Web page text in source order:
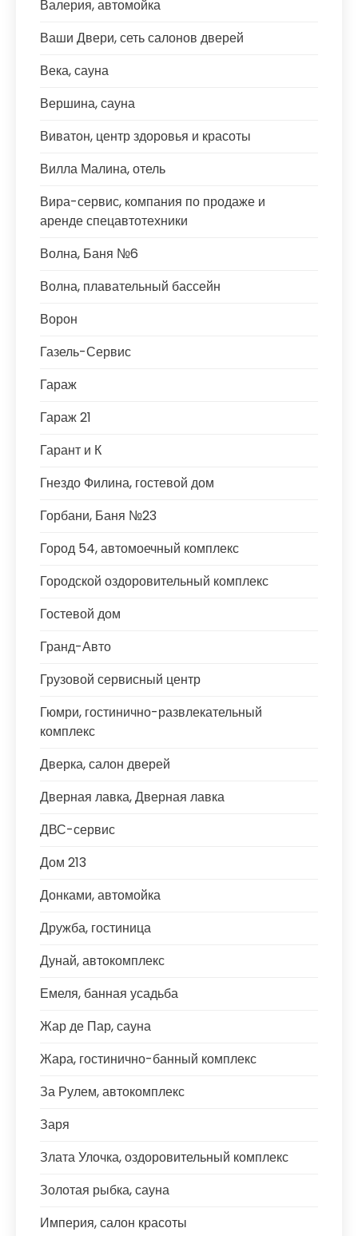
Валерия, автомойка
Ваши Двери, сеть салонов дверей
Века, сауна
Вершина, сауна
Виватон, центр здоровья и красоты
Вилла Малина, отель
Вира-сервис, компания по продаже и
аренде спецавтотехники
Волна, Баня №6
Волна, плавательный бассейн
Ворон
Газель-Сервис
Гараж
Гараж 21
Гарант и К
Гнездо Филина, гостевой дом
Горбани, Баня №23
Город 54, автомоечный комплекс
Городской оздоровительный комплекс
Гостевой дом
Гранд-Авто
Грузовой сервисный центр
Гюмри, гостинично-развлекательный
комплекс
Дверка, салон дверей
Дверная лавка, Дверная лавка
ДВС-сервис
Дом 213
Донками, автомойка
Дружба, гостиница
Дунай, автокомплекс
Емеля, банная усадьба
Жар де Пар, сауна
Жара, гостинично-банный комплекс
За Рулем, автокомплекс
Заря
Злата Улочка, оздоровительный комплекс
Золотая рыбка, сауна
Империя, салон красоты